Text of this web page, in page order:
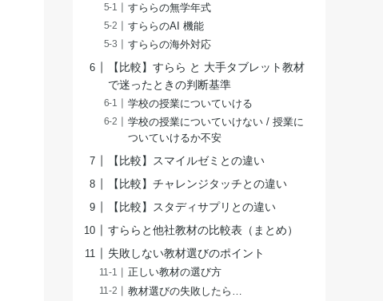
すららの無学年式
すららのAI 機能
すららの海外対応
【比較】すらら と 大手タブレット教材
で迷ったときの判断基準
学校の授業についていける
学校の授業についていけない / 授業に
ついていけるか不安
【比較】スマイルゼミとの違い
【比較】チャレンジタッチとの違い
【比較】スタディサプリとの違い
すららと他社教材の比較表（まとめ）
失敗しない教材選びのポイント
正しい教材の選び方
教材選びの失敗したら…